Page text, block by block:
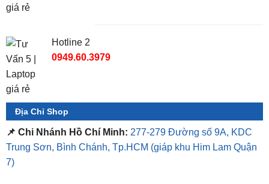
Hotline 2
0949.60.3979
Địa Chỉ Shop
📌 Chi Nhánh Hồ Chí Minh: 277-279 Đường số 9A, KDC
Trung Sơn, Bình Chánh, Tp.HCM (giáp khu Him Lam Quận
7)